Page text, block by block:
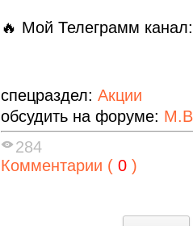
🔥 Мой Телеграмм
спецраздел: Акции
обсудить на форуме:
284
Комментарии ( 0 )